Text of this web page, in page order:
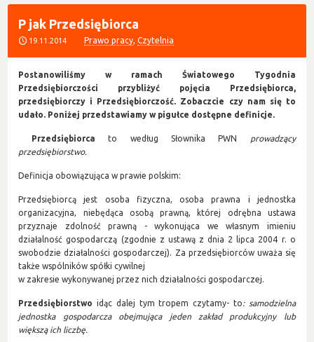
P jak Przedsiębiorca
19.11.2014 Prawo pracy,Czytelnia
Postanowiliśmy w ramach Światowego Tygodnia
Przedsiębiorczości przybliżyć pojęcia Przedsiębiorca,
przedsiębiorczy i Przedsiębiorczość. Zobaczcie czy nam się to
udało. Poniżej przedstawiamy w pigułce dostępne definicje.
Przedsiębiorca to według Słownika PWN
prowadzący
przedsiębiorstwo.
Definicja obowiązująca w prawie polskim:
Przedsiębiorcą jest osoba fizyczna, osoba prawna i jednostka
organizacyjna, niebędąca osobą prawną, której odrębna ustawa
przyznaje zdolność prawną - wykonująca we własnym imieniu
działalność gospodarczą (zgodnie z ustawą z dnia 2 lipca 2004 r. o
swobodzie działalności gospodarczej). Za przedsiębiorców uważa się
także wspólników spółki cywilnej
w zakresie wykonywanej przez nich działalności gospodarczej.
Przedsiębiorstwo idąc dalej tym tropem czytamy- to: samodzielna
jednostka gospodarcza obejmująca jeden zakład produkcyjny lub
większą ich liczbę.